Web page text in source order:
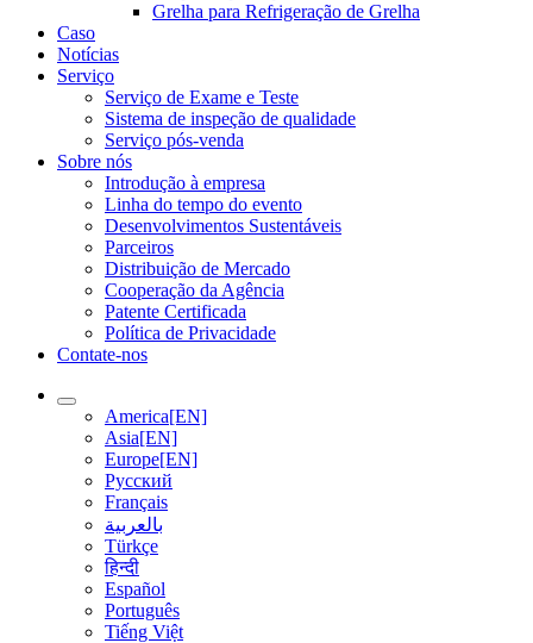
Grelha para Refrigeração de Grelha
Caso
Notícias
Serviço
Serviço de Exame e Teste
Sistema de inspeção de qualidade
Serviço pós-venda
Sobre nós
Introdução à empresa
Linha do tempo do evento
Desenvolvimentos Sustentáveis
Parceiros
Distribuição de Mercado
Cooperação da Agência
Patente Certificada
Política de Privacidade
Contate-nos
America[EN]
Asia[EN]
Europe[EN]
Русский
Français
بالعربية
Türkçe
हिन्दी
Español
Português
Tiếng Việt